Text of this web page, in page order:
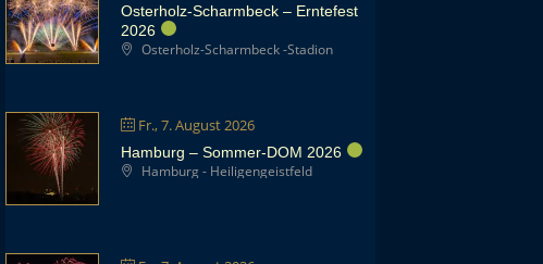
Osterholz-Scharmbeck – Erntefest
2026
Osterholz-Scharmbeck -Stadion
Fr., 7. August 2026
Hamburg – Sommer-DOM 2026
Hamburg - Heiligengeistfeld